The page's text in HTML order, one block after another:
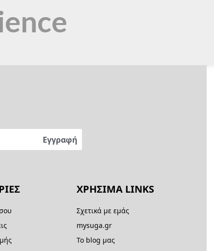
ΧΡΗΣΙΜΑ LINKS
Σχετικά με εμάς
mysuga.gr
Το blog μας